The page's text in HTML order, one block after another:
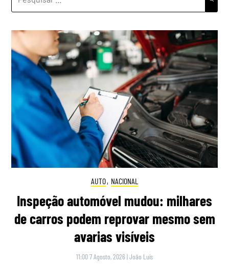
POR:
AUTO, NACIONAL
Inspeção automóvel mudou: milhares
de carros podem reprovar mesmo sem
avarias visíveis
11:00 7 Agosto, 2026 |João Luís